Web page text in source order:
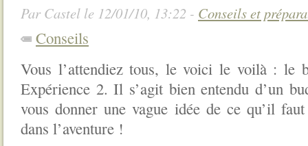
Par Castel le 12/01/10, 13:22 - Conseils et
Conseils
Vous l’attendiez tous, le voici le voilà : le
Expérience 2. Il s’agit bien entendu d’un
vous donner une vague idée de ce qu’il
dans l’aventure !